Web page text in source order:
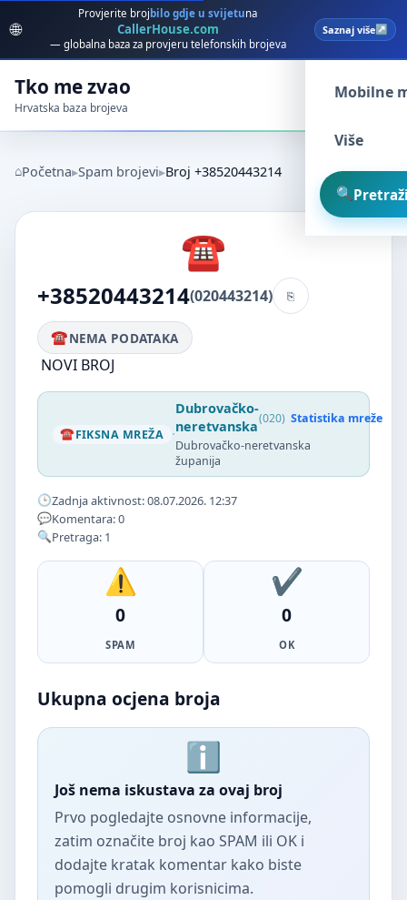
🌐
Provjerite broj bilo gdje u svijetuna
CallerHouse.com
— globalna baza za provjeru telefonskih brojeva
Saznaj više
Tko me zvao
Hrvatska baza brojeva
Spam
Mobilne
Više
Početna Spam brojevi Broj +38520443214
+38520443214(020443214)
NEMA PODATAKA
NOVI BROJ
FIKSNA MREŽA ·
Dubrovačko-
neretvanska(020) Statistika mreže
Dubrovačko-neretvanska
županija
Zadnja aktivnost: 08.07.2026. 12:37
Komentara: 0
Pretraga: 1
0
SPAM
0
OK
Ukupna ocjena broja
Još nema iskustava za ovaj broj
Prvo pogledajte osnovne informacije,
zatim označite broj kao SPAM ili OK i
dodajte kratak komentar kako biste
pomogli drugim korisnicima.